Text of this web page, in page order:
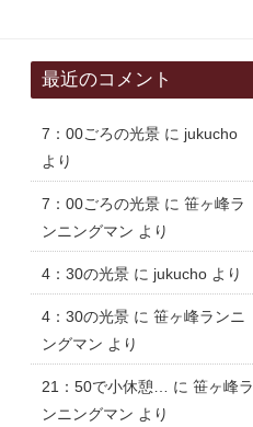
最近のコメント
7：00ごろの光景 に jukucho
より
7：00ごろの光景 に 笹ヶ峰ラ
ンニングマン より
4：30の光景 に jukucho より
4：30の光景 に 笹ヶ峰ランニ
ングマン より
21：50で小休憩… に 笹ヶ峰ラ
ンニングマン より